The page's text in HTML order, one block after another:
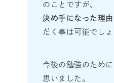
のことですが、
決め手になった理由
だく事は可能でしょ
今後の勉強のため
思いました。